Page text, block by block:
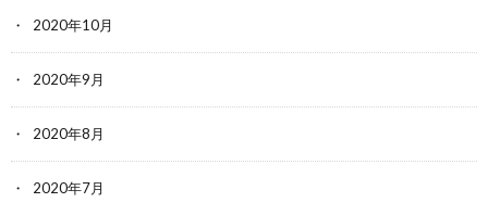
2020年10月
2020年9月
2020年8月
2020年7月